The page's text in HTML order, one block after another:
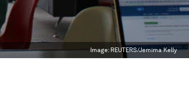
Image: REUTERS/Jemima Kelly